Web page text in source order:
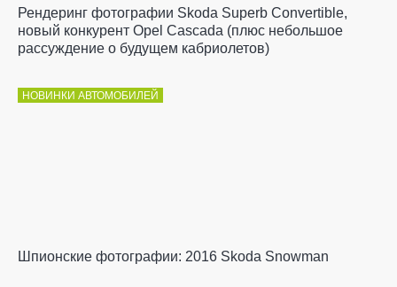
Рендеринг фотографии Skoda Superb Convertible,
новый конкурент Opel Cascada (плюс небольшое
рассуждение о будущем кабриолетов)
НОВИНКИ АВТОМОБИЛЕЙ
Шпионские фотографии: 2016 Skoda Snowman